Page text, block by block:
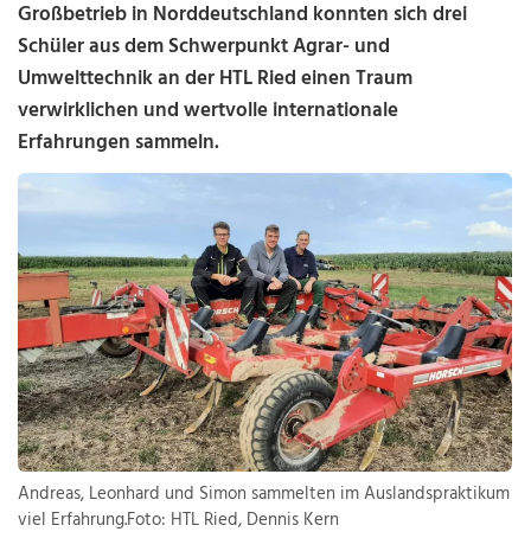
Großbetrieb in Norddeutschland konnten sich drei
Schüler aus dem Schwerpunkt Agrar- und
Umwelttechnik an der HTL Ried einen Traum
verwirklichen und wertvolle internationale
Erfahrungen sammeln.
Andreas, Leonhard und Simon sammelten im Auslandspraktikum
viel Erfahrung.Foto: HTL Ried, Dennis Kern